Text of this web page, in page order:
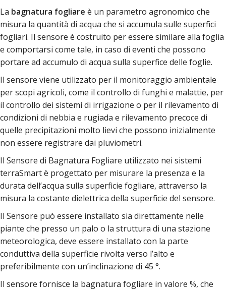
La bagnatura fogliare è un parametro agronomico che
misura la quantità di acqua che si accumula sulle superfici
fogliari. Il sensore è costruito per essere similare alla foglia
e comportarsi come tale, in caso di eventi che possono
portare ad accumulo di acqua sulla superfice delle foglie.
Il sensore viene utilizzato per il monitoraggio ambientale
per scopi agricoli, come il controllo di funghi e malattie, per
il controllo dei sistemi di irrigazione o per il rilevamento di
condizioni di nebbia e rugiada e rilevamento precoce di
quelle precipitazioni molto lievi che possono inizialmente
non essere registrare dai pluviometri.
Il Sensore di Bagnatura Fogliare utilizzato nei sistemi
terraSmart è progettato per misurare la presenza e la
durata dell’acqua sulla superficie fogliare, attraverso la
misura la costante dielettrica della superficie del sensore.
Il Sensore può essere installato sia direttamente nelle
piante che presso un palo o la struttura di una stazione
meteorologica, deve essere installato con la parte
conduttiva della superficie rivolta verso l’alto e
preferibilmente con un’inclinazione di 45 °.
Il sensore fornisce la bagnatura fogliare in valore %, che